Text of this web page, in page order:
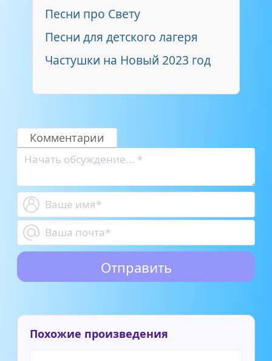
Песни про Свету
Песни для детского лагеря
Частушки на Новый 2023 год
Комментарии
Похожие произведения